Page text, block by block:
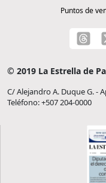
Puntos de
© 2019 La Estrella de
C/ Alejandro A. Duque G. -
Teléfono: +507 204-0000